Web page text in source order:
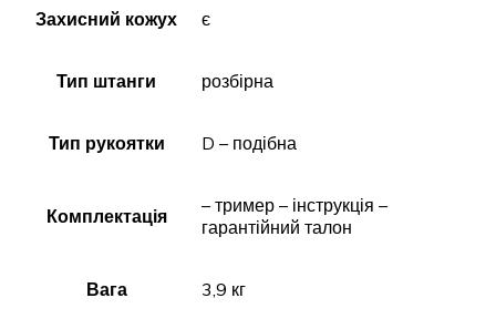
Захисний кожух є
Тип штанги розбірна
Тип рукоятки D – подібна
Комплектація
– тример – інструкція –
гарантійний талон
Вага 3,9 кг